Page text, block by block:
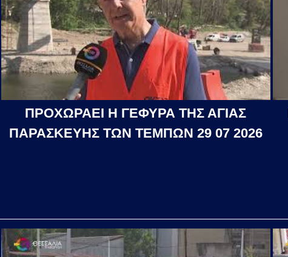
ΠΡΟΧΩΡΑΕΙ Η ΓΕΦΥΡΑ ΤΗΣ ΑΓΙΑΣ
ΠΑΡΑΣΚΕΥΗΣ ΤΩΝ ΤΕΜΠΩΝ 29 07 2026